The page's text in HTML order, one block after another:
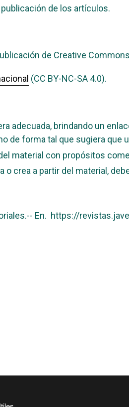
de los artículos.
de Creative
(CC BY-NC-SA 4.0).
adecuada, brindando un
de forma tal que sugiera que
material con propósitos
o crea a partir del material,
En. https://